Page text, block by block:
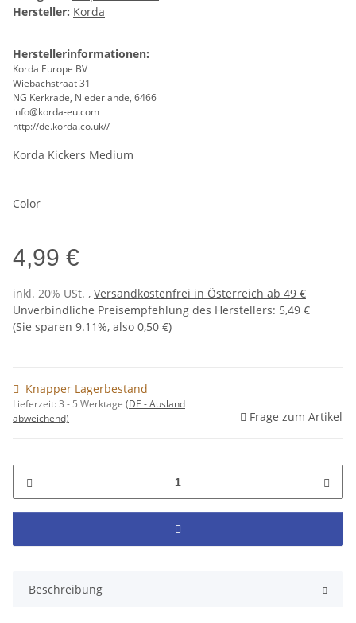
Hersteller: Korda
Herstellerinformationen:
Korda Europe BV
Wiebachstraat 31
NG Kerkrade, Niederlande, 6466
info@korda-eu.com
http://de.korda.co.uk//
Korda Kickers Medium
Color
4,99 €
inkl. 20% USt. , Versandkostenfrei in Österreich ab 49 €
Unverbindliche Preisempfehlung des Herstellers: 5,49 €
(Sie sparen 9.11%, also 0,50 €)
Knapper Lagerbestand
Lieferzeit:3 - 5 Werktage (DE - Ausland
abweichend)
Frage zum Artikel
Beschreibung